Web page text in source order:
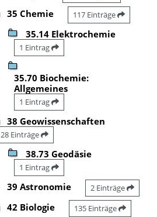
35 Chemie 117 Einträge
35.14 Elektrochemie
1 Eintrag
35.70 Biochemie:
Allgemeines
1 Eintrag
38 Geowissenschaften
28 Einträge
38.73 Geodäsie
1 Eintrag
39 Astronomie 2 Einträge
42 Biologie 135 Einträge